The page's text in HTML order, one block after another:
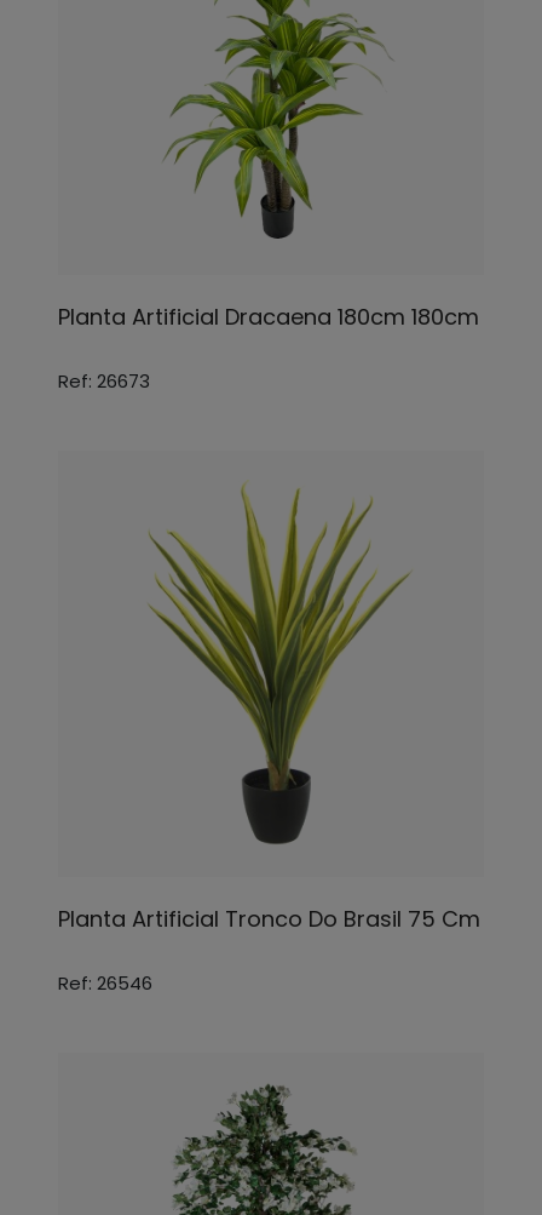
Planta Artificial Dracaena 180cm 180cm
Ref: 26673
Planta Artificial Tronco Do Brasil 75 Cm
Ref: 26546